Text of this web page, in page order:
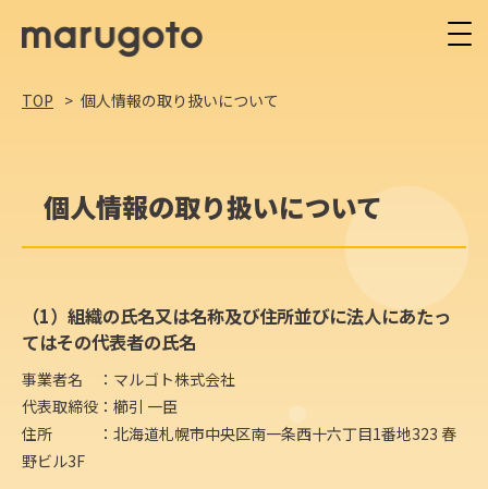
TOP 個人情報の取り扱いについて
個人情報の取り扱いについて
（1）組織の氏名又は名称及び住所並びに法人にあたっ
てはその代表者の氏名
事業者名 ：マルゴト株式会社
代表取締役：櫛引 一臣
住所 ：北海道札幌市中央区南一条西十六丁目1番地323 春
野ビル3F